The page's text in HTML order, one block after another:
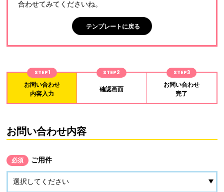
合わせてみてくださいね。
テンプレートに戻る
STEP1
お問い合わせ
内容入力
STEP2
確認画面
STEP3
お問い合わせ
完了
お問い合わせ内容
必須 ご用件